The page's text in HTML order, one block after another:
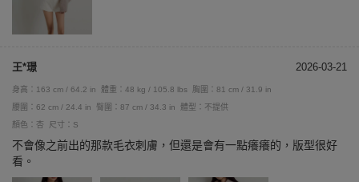
王*璟 2026-03-21
身高：163 cm / 64.2 in 體重：48 kg / 105.8 lbs
胸圍：81 cm / 31.9 in
腰圍：62 cm / 24.4 in
臀圍：87 cm / 34.3 in
體型：不提供
顏色：杏
尺寸：S
不會像之前出的那款毛衣刺膚，但還是會有一點癢癢的，版型很好
看。